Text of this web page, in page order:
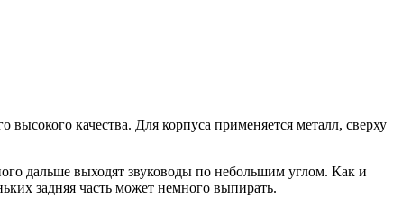
качества. Для корпуса применяется металл, сверху
дальше выходят звуководы по небольшим углом. Как и
задняя часть может немного выпирать.